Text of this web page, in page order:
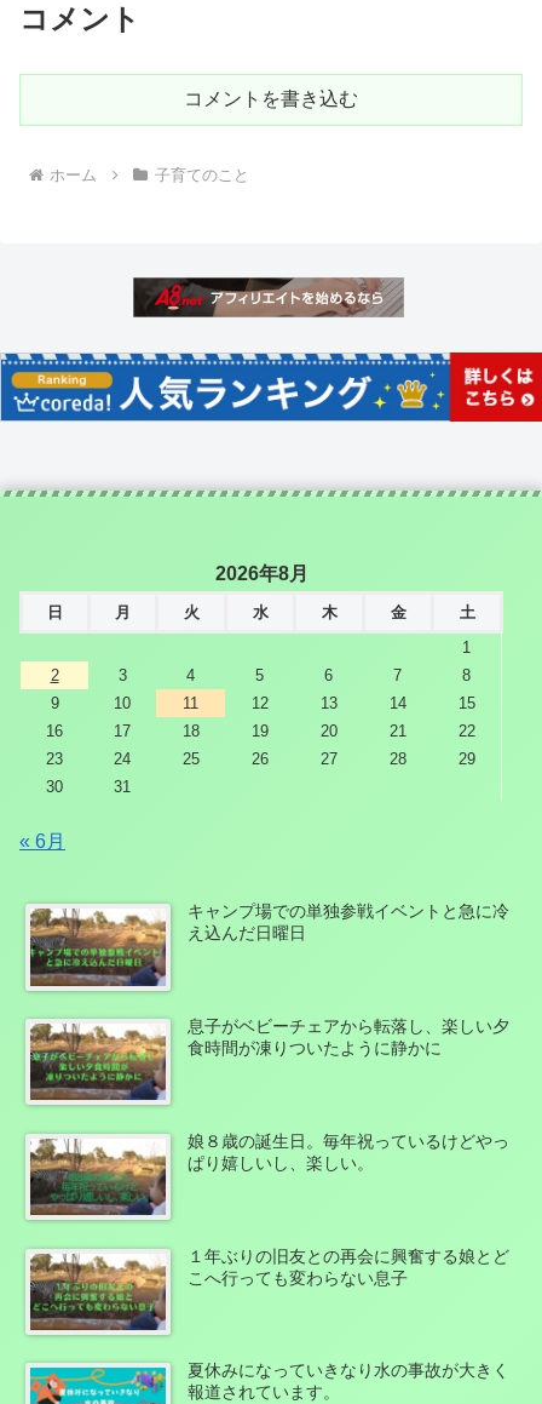
コメント
コメントを書き込む
ホーム 子育てのこと
2026年8月
日 月 火 水 木 金
土
1
2
3 4 5 6 7
8
9
10 11 12 13 14
15
16
17 18 19 20 21
22
23
24 25 26 27 28
29
30
31
« 6月
キャンプ場での単独参戦イベントと急に冷
え込んだ日曜日
息子がベビーチェアから転落し、楽しい夕
食時間が凍りついたように静かに
娘８歳の誕生日。毎年祝っているけどやっ
ぱり嬉しいし、楽しい。
１年ぶりの旧友との再会に興奮する娘とど
こへ行っても変わらない息子
夏休みになっていきなり水の事故が大きく
報道されています。